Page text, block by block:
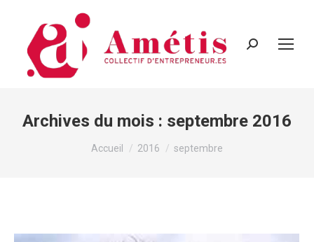
Recherche
Archives du mois : septembre 2016
Vous êtes ici :
Accueil 2016 septembre